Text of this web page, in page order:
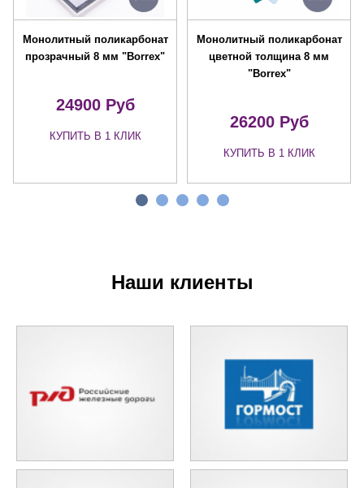
Монолитный поликарбонат
прозрачный 8 мм "Borrex"
24900 Руб
КУПИТЬ В 1 КЛИК
Монолитный поликарбонат
цветной толщина 8 мм
"Borrex"
26200 Руб
КУПИТЬ В 1 КЛИК
Наши клиенты